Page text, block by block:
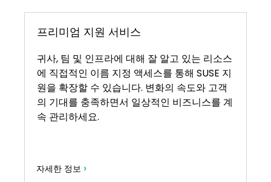
프리미엄 지원 서비스
귀사, 팀 및 인프라에 대해 잘 알고 있는 리소스
에 직접적인 이름 지정 액세스를 통해 SUSE 지
원을 확장할 수 있습니다. 변화의 속도와 고객
의 기대를 충족하면서 일상적인 비즈니스를 계
속 관리하세요.
자세한 정보 ›